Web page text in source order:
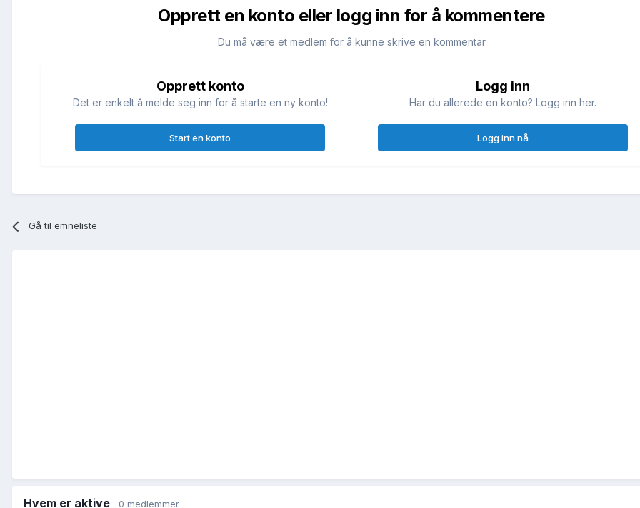
Opprett en konto eller logg inn for å kommentere
Du må være et medlem for å kunne skrive en kommentar
Opprett konto
Det er enkelt å melde seg inn for å starte en ny konto!
Start en konto
Logg inn
Har du allerede en konto? Logg inn her.
Logg inn nå
Gå til emneliste
Hvem er aktive 0 medlemmer